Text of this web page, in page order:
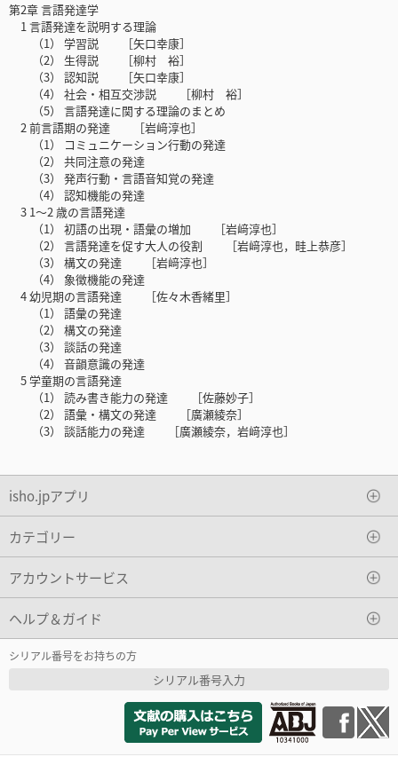
第2章 言語発達学
1 言語発達を説明する理論
（1） 学習説 ［矢口幸康］
（2） 生得説 ［柳村 裕］
（3） 認知説 ［矢口幸康］
（4） 社会・相互交渉説 ［柳村 裕］
（5） 言語発達に関する理論のまとめ
2 前言語期の発達 ［岩﨑淳也］
（1） コミュニケーション行動の発達
（2） 共同注意の発達
（3） 発声行動・言語音知覚の発達
（4） 認知機能の発達
3 1～2 歳の言語発達
（1） 初語の出現・語彙の増加 ［岩﨑淳也］
（2） 言語発達を促す大人の役割 ［岩﨑淳也，畦上恭彦］
（3） 構文の発達 ［岩﨑淳也］
（4） 象徴機能の発達
4 幼児期の言語発達 ［佐々木香緒里］
（1） 語彙の発達
（2） 構文の発達
（3） 談話の発達
（4） 音韻意識の発達
5 学童期の言語発達
（1） 読み書き能力の発達 ［佐藤妙子］
（2） 語彙・構文の発達 ［廣瀬綾奈］
（3） 談話能力の発達 ［廣瀬綾奈，岩﨑淳也］
isho.jpアプリ
カテゴリー
アカウントサービス
ヘルプ＆ガイド
シリアル番号をお持ちの方
シリアル番号入力